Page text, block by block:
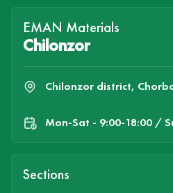
EMAN Materials
Chilonzor
Chilonzor district,
Mon-Sat - 9:00-18:00 /
Sections